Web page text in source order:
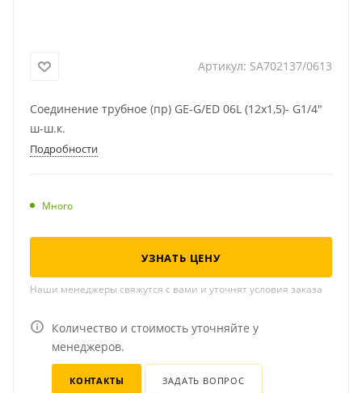
Артикул: SA702137/0613
Соединение трубное (пр) GE-G/ED 06L (12x1,5)- G1/4"
ш-ш.к.
Подробности
Много
УЗНАТЬ ЦЕНУ
Наши менеджеры свяжутся с вами и уточнят условия заказа
Количество и стоимость уточняйте у
менеджеров.
КОНТАКТЫ ЗАДАТЬ ВОПРОС